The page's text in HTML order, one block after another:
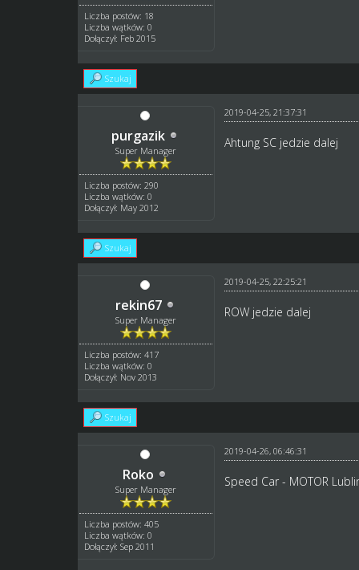
Liczba postów: 18
Liczba wątków: 0
Dołączył: Feb 2015
Szukaj
purgazik
Super Manager
Liczba postów: 290
Liczba wątków: 0
Dołączył: May 2012
2019-04-25, 21:37:31
Ahtung SC jedzie dalej
Szukaj
rekin67
Super Manager
Liczba postów: 417
Liczba wątków: 0
Dołączył: Nov 2013
2019-04-25, 22:25:21
ROW jedzie dalej
Szukaj
Roko
Super Manager
Liczba postów: 405
Liczba wątków: 0
Dołączył: Sep 2011
2019-04-26, 06:46:31
Speed Car - MOTOR